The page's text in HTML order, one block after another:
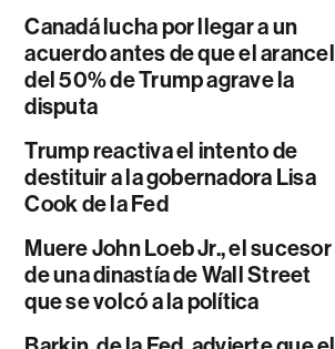
Canadá lucha por llegar a un
acuerdo antes de que el arancel
del 50% de Trump agrave la
disputa
Trump reactiva el intento de
destituir a la gobernadora Lisa
Cook de la Fed
Muere John Loeb Jr., el sucesor
de una dinastía de Wall Street
que se volcó a la política